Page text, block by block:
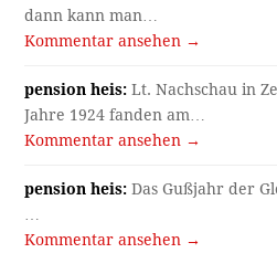
dann kann man…
Kommentar ansehen →
pension heis: Lt. Nachschau in
Jahre 1924 fanden am…
Kommentar ansehen →
pension heis: Das Gußjahr der
Kommentar ansehen →